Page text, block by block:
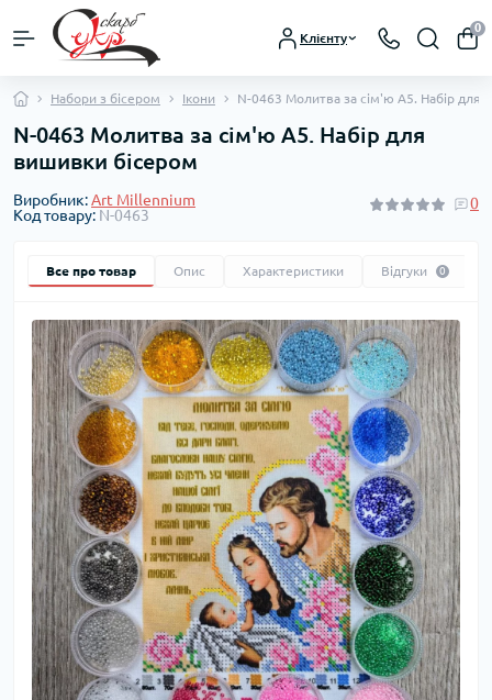
Клієнту
0
Набори з бісером Ікони N-0463 Молитва за сім'ю А5. Набір для
N-0463 Молитва за сім'ю А5. Набір для
вишивки бісером
Виробник:Art Millennium
Код товару: N-0463
0
Все про товар Опис Характеристики Відгуки 0